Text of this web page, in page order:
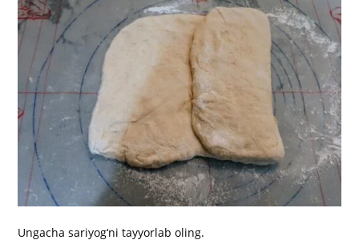
Ungacha sariyog‘ni tayyorlab oling.